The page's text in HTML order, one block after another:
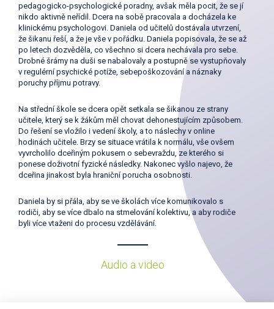
pedagogicko-psychologické poradny, avšak měla pocit, že se jí
nikdo aktivně neřídil. Dcera na sobě pracovala a docházela ke
klinickému psychologovi. Daniela od učitelů dostávala utvrzení,
že šikanu řeší, a že je vše v pořádku. Daniela popisovala, že se až
po letech dozvěděla, co všechno si dcera nechávala pro sebe.
Drobné šrámy na duši se nabalovaly a postupně se vystupňovaly
v regulérní psychické potíže, sebepoškozování a náznaky
poruchy příjmu potravy.
Na střední škole se dcera opět setkala se šikanou ze strany
učitele, který se k žákům měl chovat dehonestujícím způsobem.
Do řešení se vložilo i vedení školy, a to náslechy v online
hodinách učitele. Brzy se situace vrátila k normálu, vše ovšem
vyvrcholilo dceřiným pokusem o sebevraždu, ze kterého si
ponese doživotní fyzické následky. Nakonec vyšlo najevo, že
dceřina jinakost byla hraniční porucha osobnosti.
Daniela by si přála, aby se ve školách více komunikovalo s
rodiči, aby se více dbalo na stmelování kolektivu, a aby rodiče
byli více vtaženi do procesu vzdělávání.
Audio a video